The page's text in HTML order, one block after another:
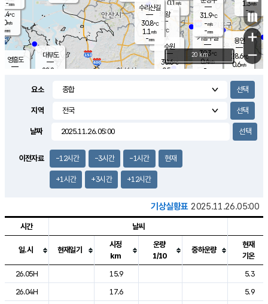
℃
m/s
mm
영흥도
0.1m/s
- mm
용인
28.6℃
0.6m/s
1.3m/s
-mm
0.1m/s
대부도
28.8
의왕
- ℃
m/s
mm
기흥구갈
30.3℃
0.4m/s
-
수리산길
30.8℃
1.1 m/s
-mm
31.9℃
-m/s
-mm
-mm
수원
30.6℃
0.5 m/s
+
−
20 km
요소
지역
날짜
이전자료 -12시간 -3시간 -1시간 현재
+1시간 +3시간 +12시간
기상실황표 2025.11.26.05:00
도시별 기상실황표로 지점, 날씨, 기온, 강수, 바람, 기압등을 안내한 표입
시간 날씨
일.시 현재일기
시정
km
운량
1/10
중하운량
현재
기온
26.05H
15.9
5.3
26.04H
17.6
5.9